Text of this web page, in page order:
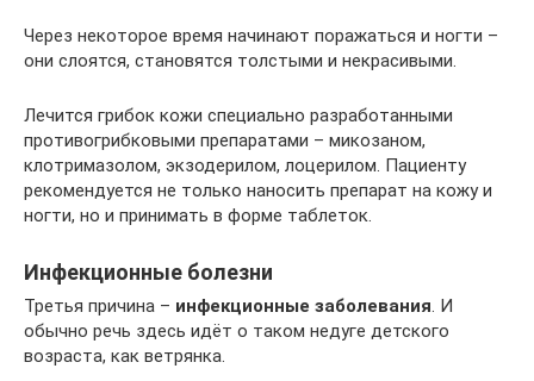
Через некоторое время начинают поражаться и ногти –
они слоятся, становятся толстыми и некрасивыми.
Лечится грибок кожи специально разработанными
противогрибковыми препаратами – микозаном,
клотримазолом, экзодерилом, лоцерилом. Пациенту
рекомендуется не только наносить препарат на кожу и
ногти, но и принимать в форме таблеток.
Инфекционные болезни
Третья причина – инфекционные заболевания. И
обычно речь здесь идёт о таком недуге детского
возраста, как ветрянка.